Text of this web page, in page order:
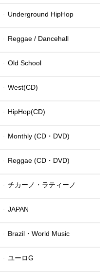
Underground HipHop
Reggae / Dancehall
Old School
West(CD)
HipHop(CD)
Monthly (CD・DVD)
Reggae (CD・DVD)
チカーノ・ラティーノ
JAPAN
Brazil・World Music
ユーロG